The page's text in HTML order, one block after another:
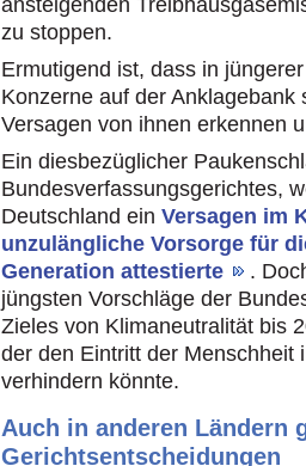
ansteigenden
zu stoppen.
Ermutigend ist, dass in
Konzerne auf der
Versagen von ihnen erkennen
Ein diesbezüglicher
Bundesverfassungsgerichtes,
Deutschland ein Versagen im
unzulängliche Vorsorge für
Generation attestierte
.
jüngsten Vorschläge der
Zieles von Klimaneutralität bis
der den Eintritt der Menschheit
verhindern könnte.
Auch in anderen Ländern
Gerichtsentscheidungen